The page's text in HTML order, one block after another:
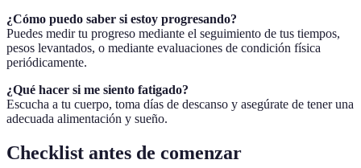
¿Cómo puedo saber si estoy progresando?
Puedes medir tu progreso mediante el seguimiento de tus tiempos,
pesos levantados, o mediante evaluaciones de condición física
periódicamente.
¿Qué hacer si me siento fatigado?
Escucha a tu cuerpo, toma días de descanso y asegúrate de tener una
adecuada alimentación y sueño.
Checklist antes de comenzar